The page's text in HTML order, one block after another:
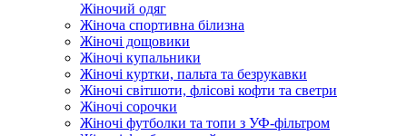
Жіночий одяг
Жіноча спортивна білизна
Жіночі дощовики
Жіночі купальники
Жіночі куртки, пальта та безрукавки
Жіночі світшоти, флісові кофти та светри
Жіночі сорочки
Жіночі футболки та топи з УФ-фільтром